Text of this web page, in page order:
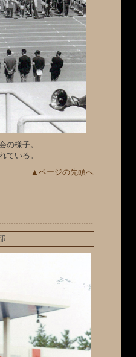
様子。
ている。
▲ページの先頭へ